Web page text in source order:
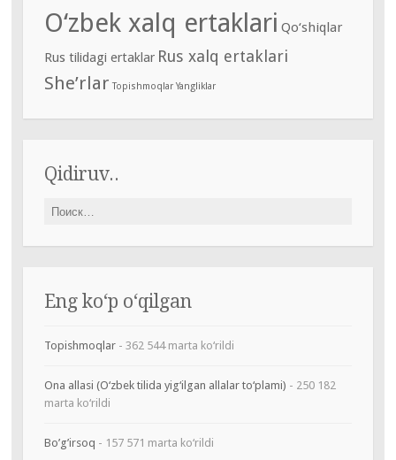
O‘zbek xalq ertaklari Qo‘shiqlar
Rus tilidagi ertaklar Rus xalq ertaklari
She’rlar Topishmoqlar Yangliklar
Qidiruv..
Найти:
Eng ko‘p o‘qilgan
Topishmoqlar- 362 544 marta ko‘rildi
Ona allasi (O‘zbek tilida yig‘ilgan allalar to‘plami) - 250 182
marta ko‘rildi
Bo’g’irsoq - 157 571 marta ko‘rildi